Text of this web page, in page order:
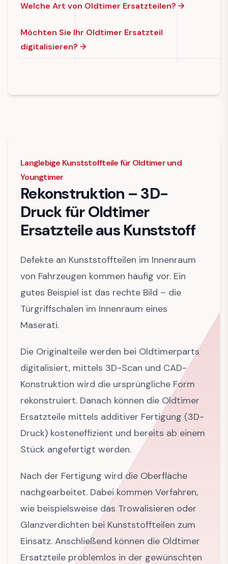
Welche Art von Oldtimer Ersatzteilen? →
Möchten Sie Ihr Oldtimer Ersatzteil
digitalisieren? →
Langlebige Kunststoffteile für Oldtimer und
Youngtimer
Rekonstruktion – 3D-
Druck für Oldtimer
Ersatzteile aus Kunststoff
Defekte an Kunststoffteilen im Innenraum
von Fahrzeugen kommen häufig vor. Ein
gutes Beispiel ist das rechte Bild – die
Türgriffschalen im Innenraum eines
Maserati.
Die Originalteile werden bei Oldtimerparts
digitalisiert, mittels 3D-Scan und CAD-
Konstruktion wird die ursprüngliche Form
rekonstruiert. Danach können die Oldtimer
Ersatzteile mittels additiver Fertigung (3D-
Druck) kosteneffizient und bereits ab einem
Stück angefertigt werden.
Nach der Fertigung wird die Oberfläche
nachgearbeitet. Dabei kommen Verfahren,
wie beispielsweise das Trowalisieren oder
Glanzverdichten bei Kunststoffteilen zum
Einsatz. Anschließend können die Oldtimer
Ersatzteile problemlos in der gewünschten